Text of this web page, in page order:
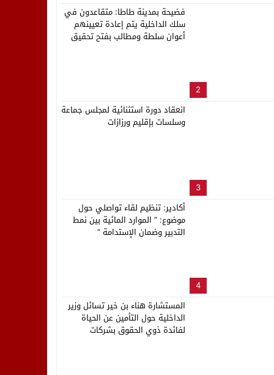
2
فضيحة بمدينة طاطا: متقاعدون في
سلك الداخلية يتم إعادة تعيينهم
أعوان سلطة ومطالب بفتح تحقيق
3
انعقاد دورة استثنائية لمجلس جماعة
وسلسات بإقليم ورزازات
4
أكادير: تنظيم لقاء تواصلي حول
موضوع: ” الموارد المائية بين نمط
التدبير وضمان الإستدامة “
المستشارة هناء بن خير تسائل وزير
الداخلية حول التأمين عن الحياة
لفائدة ذوي الحقوق بشركات